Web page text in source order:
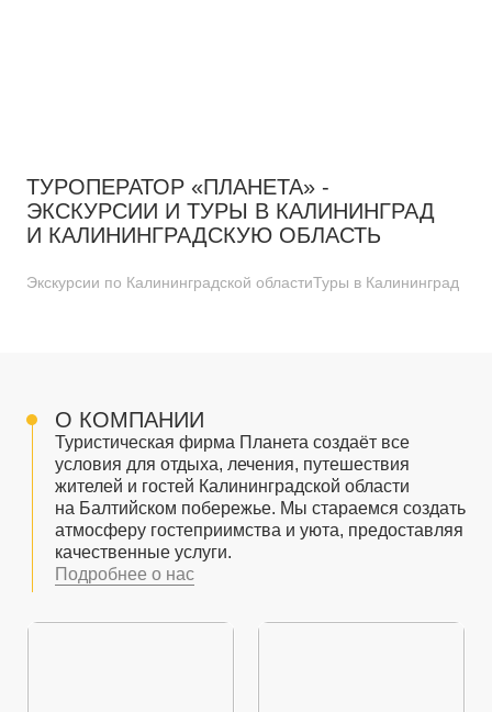
ТУРОПЕРАТОР «ПЛАНЕТА» -
ЭКСКУРСИИ И ТУРЫ В КАЛИНИНГРАД
И КАЛИНИНГРАДСКУЮ ОБЛАСТЬ
Экскурсии по Калининградской областиТуры в Калининград
О КОМПАНИИ
Туристическая фирма Планета создаёт все
условия для отдыха, лечения, путешествия
жителей и гостей Калининградской области
на Балтийском побережье. Мы стараемся создать
атмосферу гостеприимства и уюта, предоставляя
качественные услуги.
Подробнее о нас